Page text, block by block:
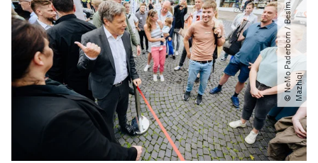
©
N
e
Mo
P
a
d
e
r
b
o
r
n
​
/​
B
e
s
i
m
M
a
z
h
i
qi